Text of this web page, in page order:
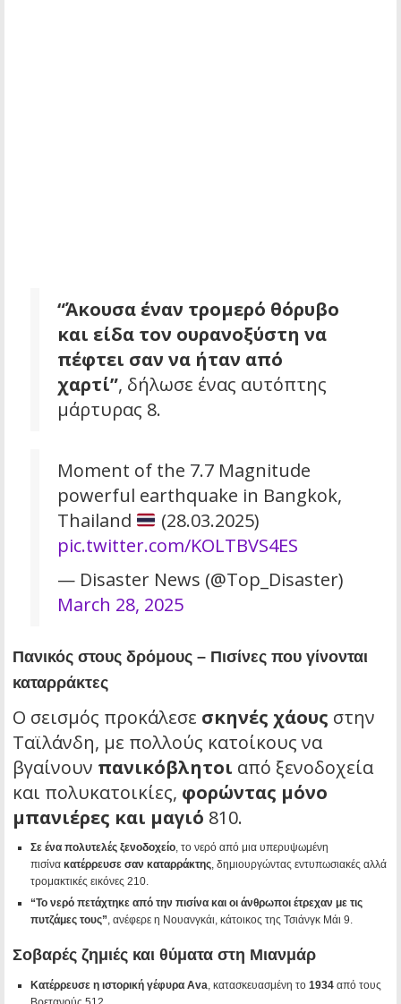
“Άκουσα έναν τρομερό θόρυβο
και είδα τον ουρανοξύστη να
πέφτει σαν να ήταν από
χαρτί”, δήλωσε ένας αυτόπτης
μάρτυρας 8.
Moment of the 7.7 Magnitude
powerful earthquake in Bangkok,
Thailand
(28.03.2025)
pic.twitter.com/KOLTBVS4ES
— Disaster News (@Top_Disaster)
March 28, 2025
Πανικός στους δρόμους – Πισίνες που γίνονται
καταρράκτες
Ο σεισμός προκάλεσε σκηνές χάους στην
Ταϊλάνδη, με πολλούς κατοίκους να
βγαίνουν πανικόβλητοι από ξενοδοχεία
και πολυκατοικίες, φορώντας μόνο
μπανιέρες και μαγιό 810.
Σε ένα πολυτελές ξενοδοχείο, το νερό από μια υπερυψωμένη
πισίνα κατέρρευσε σαν καταρράκτης, δημιουργώντας εντυπωσιακές αλλά
τρομακτικές εικόνες 210.
“Το νερό πετάχτηκε από την πισίνα και οι άνθρωποι έτρεχαν με τις
πυτζάμες τους”, ανέφερε η Νουανγκάι, κάτοικος της Τσιάνγκ Μάι 9.
Σοβαρές ζημιές και θύματα στη Μιανμάρ
Κατέρρευσε η ιστορική γέφυρα Ava, κατασκευασμένη το 1934 από τους